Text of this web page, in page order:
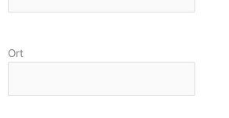
Ort